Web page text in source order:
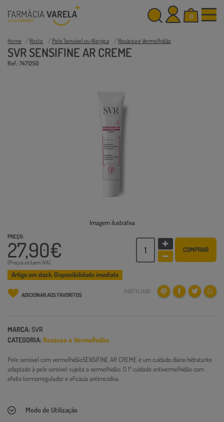
0
Home Rosto Pele Sensível ou Alergica Rosácea e Vermelhidão
SVR SENSIFINE AR CREME
Ref.: 7471250
Imagem ilustrativa
PREÇO:
27,90€
(Preços incluem IVA)
COMPRAR
Artigo em stock. Disponibilidade imediata
ADICIONAR AOS FAVORITOS PARTILHAR:
MARCA:SVR
CATEGORIA: Rosácea e Vermelhidão
Pele sensível com vermelhidãoSENSIFINE AR CREME é um cuidado diário hidratante
adaptado à pele sensível sujeita a vermelhidão. O 1º cuidado antivermelhidão com
efeito termorregulador e eficácia antirrecidiva.
Modo de Utilização